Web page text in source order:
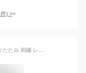
件) >
傘 日傘 パラソル レディース 日本製 折りたたみ 刺繍 レース 切継ぎ 573501 綿100% おしゃれ 上品 エレガント 2つ折 UV防止 高級エンブ刺繍 和柄 ギフト ラッピング ブラック ブラウン サックス ベージュ コンパクト 国産